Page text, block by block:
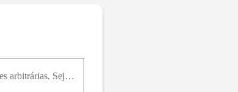
Um campo de escoamento permanente, incompressível, sem atrito, é dado por V = 2 x yi ^ - y 2j ^ em unidades arbitrárias. Seja a massa específica ρ 0 = c o n s t a n t e e despreze a gravidade. Encontr